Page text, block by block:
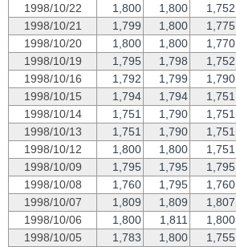
1998/10/22
1,800 1,800 1,752
1998/10/21
1,799 1,800 1,775
1998/10/20
1,800 1,800 1,770
1998/10/19
1,795 1,798 1,752
1998/10/16
1,792 1,799 1,790
1998/10/15
1,794 1,794 1,751
1998/10/14
1,751 1,790 1,751
1998/10/13
1,751 1,790 1,751
1998/10/12
1,800 1,800 1,751
1998/10/09
1,795 1,795 1,795
1998/10/08
1,760 1,795 1,760
1998/10/07
1,809 1,809 1,807
1998/10/06
1,800 1,811 1,800
1998/10/05
1,783 1,800 1,755